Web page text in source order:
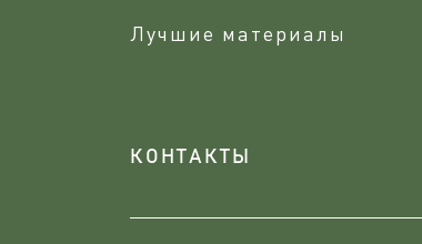
Лучшие материалы
КОНТАКТЫ